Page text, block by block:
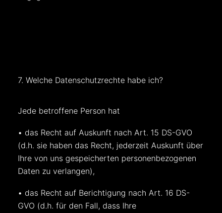
7. Welche Datenschutzrechte habe ich?
Jede betroffene Person hat
• das Recht auf Auskunft nach Art. 15 DS-GVO
(d.h. sie haben das Recht, jederzeit Auskunft über
Ihre von uns gespeicherten personenbezogenen
Daten zu verlangen),
• das Recht auf Berichtigung nach Art. 16 DS-
GVO (d.h. für den Fall, dass Ihre